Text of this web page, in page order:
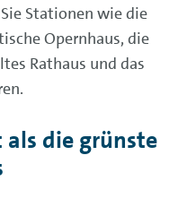
Stationen wie die
Opernhaus, die
Rathaus und das
die grünste